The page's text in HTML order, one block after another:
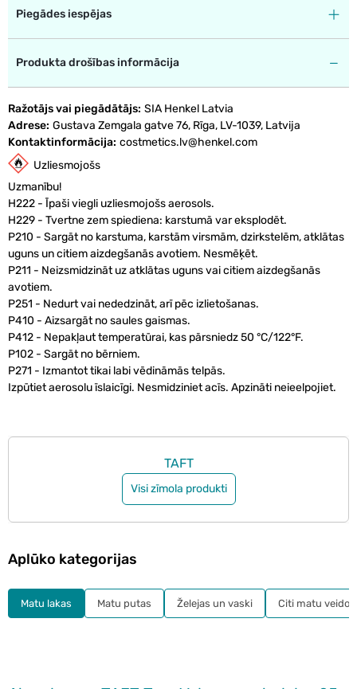
Piegādes iespējas
Produkta drošības informācija
Ražotājs vai piegādātājs SIA Henkel Latvia
Adrese Gustava Zemgala gatve 76, Rīga, LV-1039, Latvija
Kontaktinformācija costmetics.lv@henkel.com
Uzliesmojošs
Uzmanību!
H222 - Īpaši viegli uzliesmojošs aerosols.
H229 - Tvertne zem spiediena: karstumā var eksplodēt.
P210 - Sargāt no karstuma, karstām virsmām, dzirkstelēm, atklātas
uguns un citiem aizdegšanās avotiem. Nesmēķēt.
P211 - Neizsmidzināt uz atklātas uguns vai citiem aizdegšanās
avotiem.
P251 - Nedurt vai nededzināt, arī pēc izlietošanas.
P410 - Aizsargāt no saules gaismas.
P412 - Nepakļaut temperatūrai, kas pārsniedz 50 °C/122°F.
P102 - Sargāt no bērniem.
P271 - Izmantot tikai labi vēdināmās telpās.
Izpūtiet aerosolu īslaicīgi. Nesmidziniet acīs. Apzināti neieelpojiet.
TAFT
Visi zīmola produkti
Aplūko kategorijas
Matu lakas Matu putas Želejas un vaski Citi matu